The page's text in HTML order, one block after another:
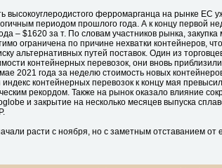
высокоуглеродистого ферромарганца на рынке ЕС
периодом прошлого года. А к концу первой
– $1620 за т. По словам участников рынка,
ограничена по причине нехватки контейнеров,
альтернативных путей поставок. Один из
контейнерных перевозок, они вновь
2021 года за неделю стоимость новых
контейнерных перевозок к концу мая
рекордом. Также на рынок оказало влияние
и закрытие на несколько месяцев выпуска
расти с ноября, но с заметным отставанием от